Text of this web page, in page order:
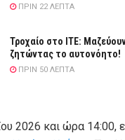
ΠΡΙΝ 22 ΛΕΠΤΆ
Τροχαίο στο ΙΤΕ:
ζητώντας το αυτονόητο!
ΠΡΙΝ 50 ΛΕΠΤΆ
2026 και ώρα 14:00,